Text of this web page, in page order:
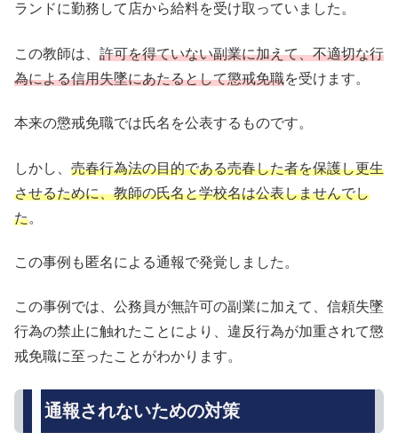
ランドに勤務して店から給料を受け取っていました。
この教師は、 許可を得ていない副業に加えて、不適切な行
為による信用失墜にあたるとして懲戒免職を受けます。
本来の懲戒免職では氏名を公表するものです。
しかし、 売春行為法の目的である売春した者を保護し更生
させるために、教師の氏名と学校名は公表しませんでし
た。
この事例も匿名による通報で発覚しました。
この事例では、公務員が無許可の副業に加えて、信頼失墜
行為の禁止に触れたことにより、違反行為が加重されて懲
戒免職に至ったことがわかります。
通報されないための対策